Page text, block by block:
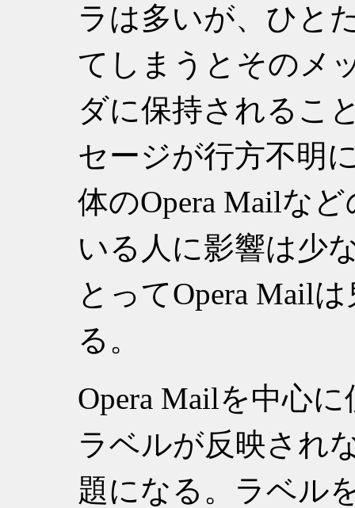
ラは多いが、ひと
てしまうとそのメ
ダに保持されるこ
セージが行方不明
体のOpera Mailな
いる人に影響は少
とってOpera Mail
る。
Opera Mailを中心
ラベルが反映され
題になる。ラベル